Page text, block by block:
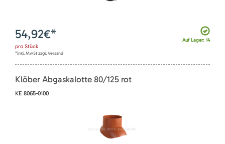
Auf Lager: 14
54,92€*
pro Stück
*inkl. MwSt zzgl. Versand
Klöber Abgaskalotte 80/125 rot
KE 8065-0100